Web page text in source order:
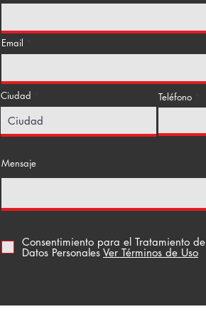
Email
Ciudad Teléfono
Mensaje
Consentimiento para el Tratamiento de
Datos Personales Ver Términos de Uso